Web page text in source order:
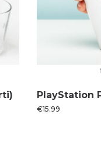
PlayStation
€15.99